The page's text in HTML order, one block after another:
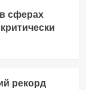
сферах
рекорд